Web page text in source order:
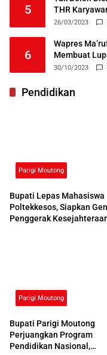
5
THR
26/03/2023
6
Wapres
Membuat
30/10/2023
Pendidikan
Parigi Moutong
Bupati Lepas Mahasiswa
Poltekkesos, Siapkan
Penggerak
Parigi Moutong
Bupati Parigi Moutong
Perjuangkan Program
Pendidikan Nasional,